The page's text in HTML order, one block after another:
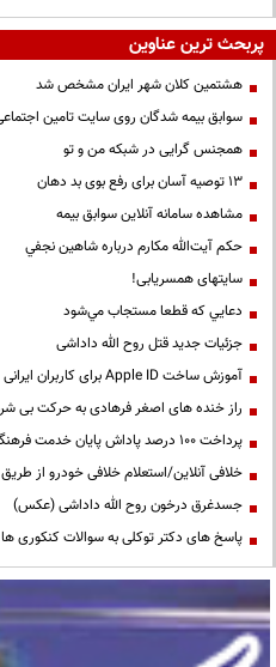
پربحث ترین عناوین
هشتمین کلان شهر ایران مشخص شد
سوابق بیمه شدگان روی سایت تامین
همجنس گرایی در شبکه من و تو
13 توصیه آسان برای رفع بوی بد دهان
مشاهده سامانه آنلاين سوابق بیمه
حكم آيت‌الله مكارم درباره شاهين نجفي
سایتهای همسریابی!
دعايي كه قطعا مستجاب مي‌شود
جزئیات جدید قتل روح الله داداشی
آموزش ساخت Apple ID برای کاربران ایرانی
راز خنده های اصغر فرهادی به حرکت بی
پرداخت ۱۰۰ درصد پاداش پایان خدمت فرهنگیان
خلافی آنلاین/استعلام خلافی خودرو از طریق
جسدغرق درخون روح الله داداشی (عکس)
پاسخ های دکتر توکلی به سوالات کنکوری ها